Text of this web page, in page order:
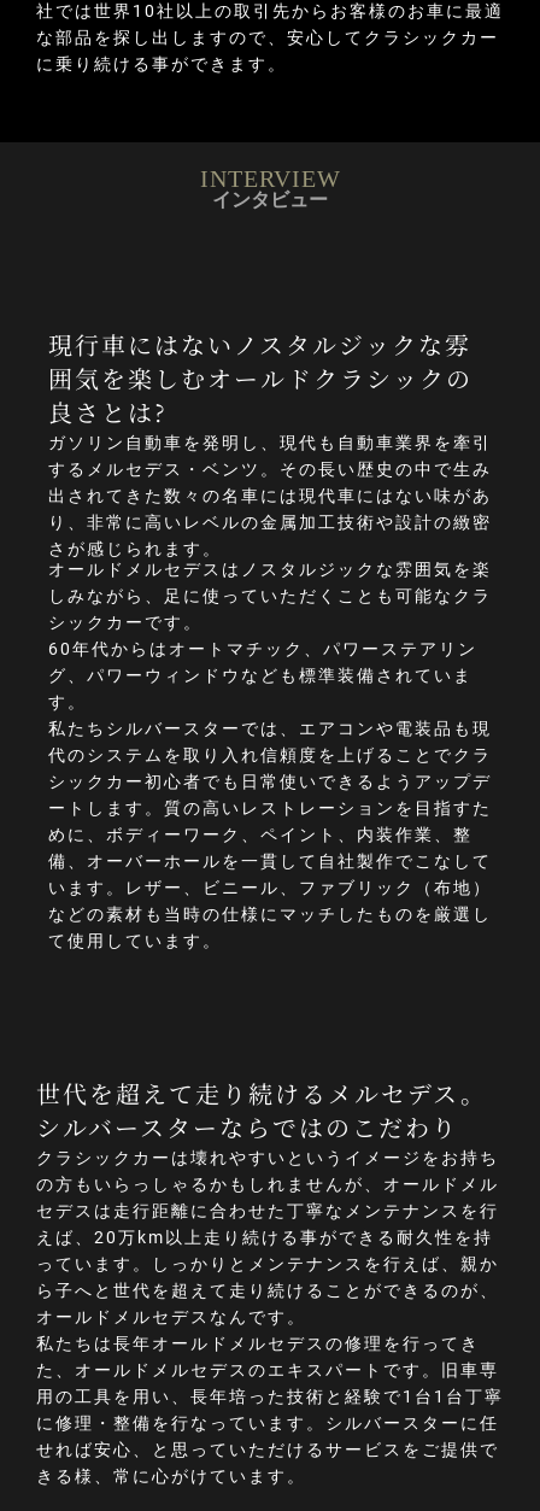
社では世界10社以上の取引先からお客様のお車に最適
な部品を探し出しますので、安心してクラシックカー
に乗り続ける事ができます。
INTERVIEW
インタビュー
現行車にはないノスタルジックな雰
囲気を楽しむオールドクラシックの
良さとは?
ガソリン自動車を発明し、現代も自動車業界を牽引
するメルセデス・ベンツ。その長い歴史の中で生み
出されてきた数々の名車には現代車にはない味があ
り、非常に高いレベルの金属加工技術や設計の緻密
さが感じられます。
オールドメルセデスはノスタルジックな雰囲気を楽
しみながら、足に使っていただくことも可能なクラ
シックカーです。
60年代からはオートマチック、パワーステアリン
グ、パワーウィンドウなども標準装備されていま
す。
私たちシルバースターでは、エアコンや電装品も現
代のシステムを取り入れ信頼度を上げることでクラ
シックカー初心者でも日常使いできるようアップデ
ートします。質の高いレストレーションを目指すた
めに、ボディーワーク、ペイント、内装作業、整
備、オーバーホールを一貫して自社製作でこなして
います。レザー、ビニール、ファブリック（布地）
などの素材も当時の仕様にマッチしたものを厳選し
て使用しています。
世代を超えて走り続けるメルセデス。
シルバースターならではのこだわり
クラシックカーは壊れやすいというイメージをお持ち
の方もいらっしゃるかもしれませんが、オールドメル
セデスは走行距離に合わせた丁寧なメンテナンスを行
えば、20万km以上走り続ける事ができる耐久性を持
っています。しっかりとメンテナンスを行えば、親か
ら子へと世代を超えて走り続けることができるのが、
オールドメルセデスなんです。
私たちは長年オールドメルセデスの修理を行ってき
た、オールドメルセデスのエキスパートです。旧車専
用の工具を用い、長年培った技術と経験で1台1台丁寧
に修理・整備を行なっています。シルバースターに任
せれば安心、と思っていただけるサービスをご提供で
きる様、常に心がけています。